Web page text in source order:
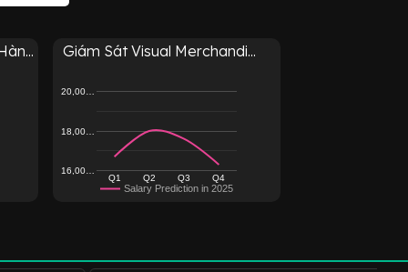
Giám Sát Visual Merchandi...
Salary Prediction in 2025
Q1 Q2 Q3 Q4
16,00…
18,00…
20,00…